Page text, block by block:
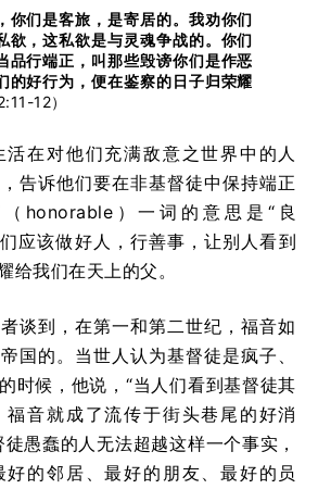
你们是客旅，是寄居的。我劝你们
欲，这私欲是与灵魂争战的。你们
品行端正，叫那些毁谤你们是作恶
的好行为，便在鉴察的日子归荣耀
12）
在对他们充满敌意之世界中的人
告诉他们要在非基督徒中保持端正
honorable）一词的意思是“良
应该做好人，行善事，让别人看到
给我们在天上的父。
谈到，在第一和第二世纪，福音如
国的。当世人认为基督徒是疯子、
时候，他说，“当人们看到基督徒其
福音就成了流传于街头巷尾的好消
愚蠢的人无法超越这样一个事实，
好的邻居、最好的朋友、最好的员